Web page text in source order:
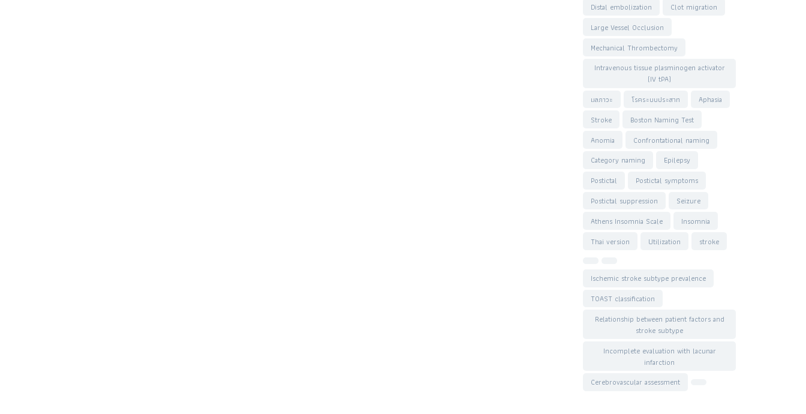
Distal embolization
Clot migration
Large Vessel Occlusion
Mechanical Thrombectomy
Intravenous tissue plasminogen activator
(IV tPA)
มลภาวะ
โรคระบบประสาท
Aphasia
Stroke
Boston Naming Test
Anomia
Confrontational naming
Category naming
Epilepsy
Postictal
Postictal symptoms
Postictal suppression
Seizure
Athens Insomnia Scale
Insomnia
Thai version
Utilization stroke
Ischemic stroke subtype prevalence
TOAST classification
Relationship between patient factors and
stroke subtype
Incomplete evaluation with lacunar
infarction
Cerebrovascular assessment